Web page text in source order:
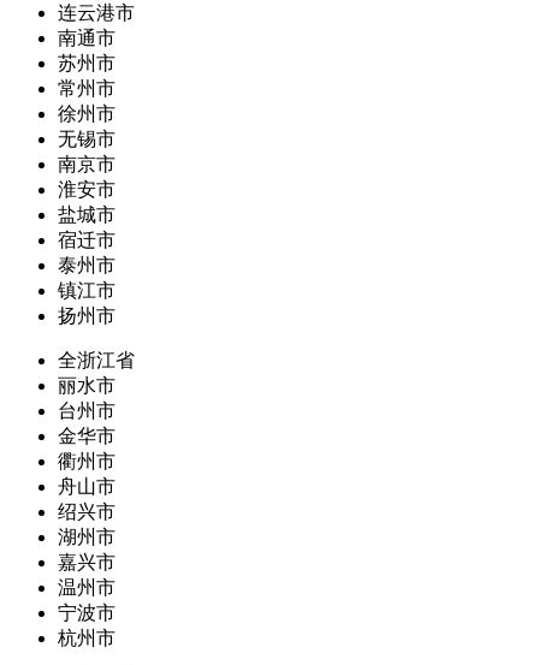
连云港市
南通市
苏州市
常州市
徐州市
无锡市
南京市
淮安市
盐城市
宿迁市
泰州市
镇江市
扬州市
全浙江省
丽水市
台州市
金华市
衢州市
舟山市
绍兴市
湖州市
嘉兴市
温州市
宁波市
杭州市